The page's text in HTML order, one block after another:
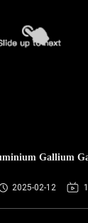
Gallium
2025-02-12